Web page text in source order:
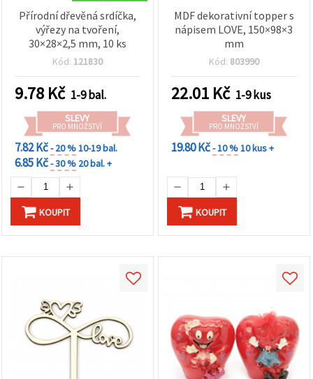
Přírodní dřevěná srdíčka,
výřezy na tvoření,
30×28×2,5 mm, 10 ks
Kód: 121830
9.78 Kč 1-9 bal.
SLEVY
PRO MNOŽSTVÍ
7.82 Kč- 20 %10-19 bal.
6.85 Kč- 30 % 20 bal. +
KOUPIT
MDF dekorativní topper s
nápisem LOVE, 150×98×3
mm
Kód: 803990
22.01 Kč 1-9 kus
SLEVY
PRO MNOŽSTVÍ
19.80 Kč- 10 %10 kus +
KOUPIT